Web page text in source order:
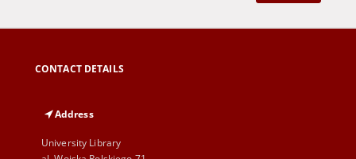
CONTACT DETAILS
Address
University Library